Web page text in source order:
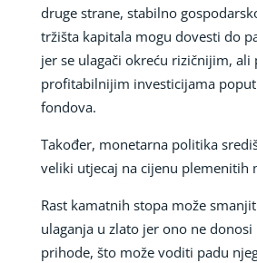
druge strane, stabilno
tržišta kapitala mogu dovesti do
jer se ulagači okreću rizičnijim, ali
profitabilnijim investicijama
fondova.
Također, monetarna politika
veliki utjecaj na cijenu plemenitih
Rast kamatnih stopa može
ulaganja u zlato jer ono ne donosi
prihode, što može voditi padu